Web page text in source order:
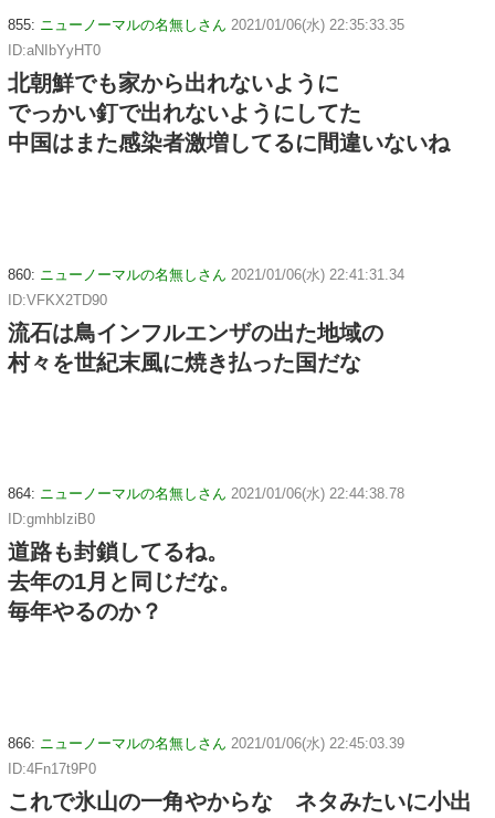
855: ニューノーマルの名無しさん 2021/01/06(水) 22:35:33.35
ID:aNIbYyHT0
北朝鮮でも家から出れないように
でっかい釘で出れないようにしてた
中国はまた感染者激増してるに間違いないね
860: ニューノーマルの名無しさん 2021/01/06(水) 22:41:31.34
ID:VFKX2TD90
流石は鳥インフルエンザの出た地域の
村々を世紀末風に焼き払った国だな
864: ニューノーマルの名無しさん 2021/01/06(水) 22:44:38.78
ID:gmhbIziB0
道路も封鎖してるね。
去年の1月と同じだな。
毎年やるのか？
866: ニューノーマルの名無しさん 2021/01/06(水) 22:45:03.39
ID:4Fn17t9P0
これで氷山の一角やからな ネタみたいに小出